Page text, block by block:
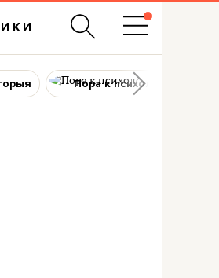
Пора к психологу